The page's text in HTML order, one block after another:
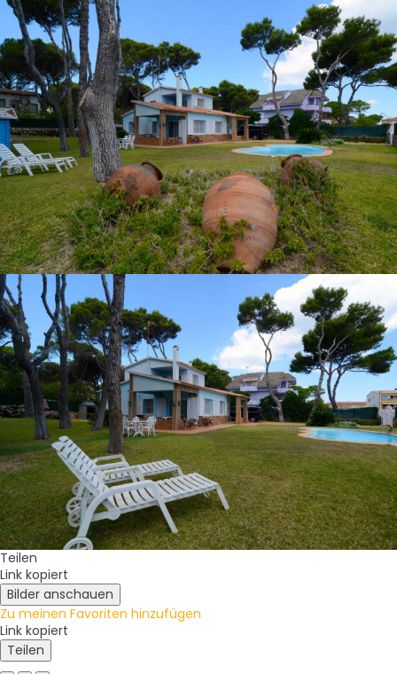
Teilen
Link kopiert
Bilder anschauen
Zu meinen Favoriten hinzufügen
Link kopiert
Teilen